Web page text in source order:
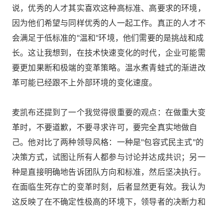
说，优秀的人才其实喜欢这种高标准、高要求的环境，
因为他们希望与同样优秀的人一起工作。真正的人才不
会满足于低标准的"温和"环境，他们需要的是挑战和成
长。这让我想到，在技术快速变化的时代，企业可能需
要更加果断和极端的变革策略。温水煮青蛙式的渐进改
革可能已经跟不上外部环境的变化速度。
麦凯布还提到了一个我觉得很重要的观点：在做重大变
革时，不要道歉，不要寻求许可，要完全真实地做自
己。他对比了两种领导风格：一种是"包容式民主式"的
决策方式，试图让所有人都参与讨论并达成共识；另一
种是直接明确地告诉团队方向和标准，然后坚决执行。
在面临生死存亡的变革时刻，后者显然更有效。我认为
这反映了在不确定性极高的环境下，领导者的决断力和